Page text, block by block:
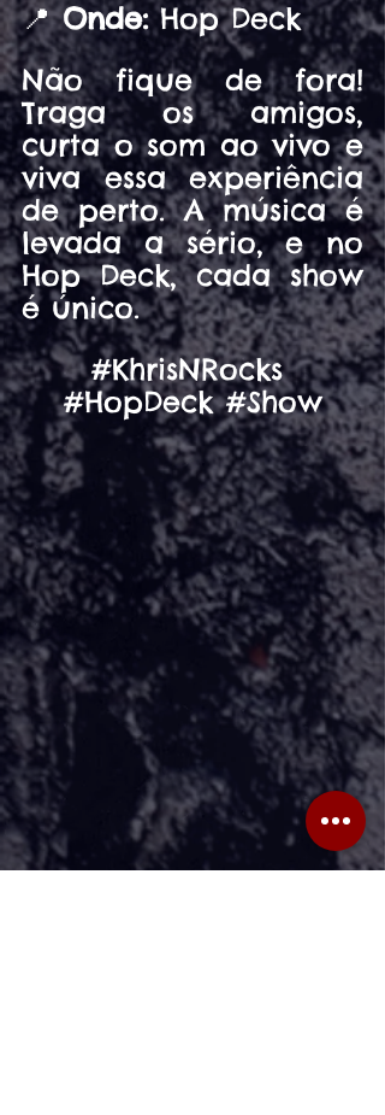
📍 Onde: Hop Deck
Não fique de fora!
Traga os amigos,
curta o som ao vivo e
viva essa experiência
de perto. A música é
levada a sério, e no
Hop Deck, cada show
é único.
#KhrisNRocks
#HopDeck #Show